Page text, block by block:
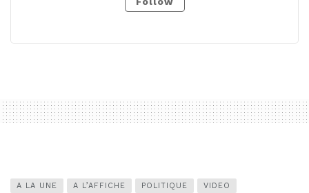
A LA UNE A L’AFFICHE POLITIQUE VIDEO